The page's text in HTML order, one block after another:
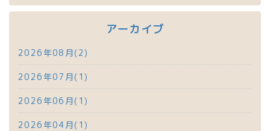
アーカイブ
2026年08月(2)
2026年07月(1)
2026年06月(1)
2026年04月(1)